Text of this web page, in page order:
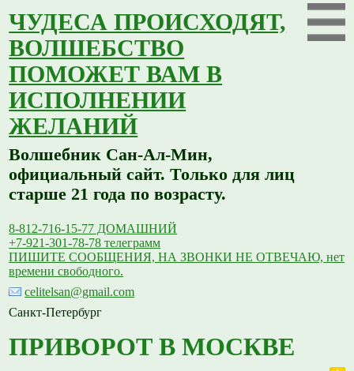
ЧУДЕСА ПРОИСХОДЯТ,
ВОЛШЕБСТВО
ПОМОЖЕТ ВАМ В
ИСПОЛНЕНИИ
ЖЕЛАНИЙ
Волшебник Сан-Ал-Мин,
официальный сайт. Только для лиц
старше 21 года по возрасту.
8-812-716-15-77 ДОМАШНИЙ
+7-921-301-78-78 телеграмм
ПИШИТЕ СООБЩЕНИЯ, НА ЗВОНКИ НЕ ОТВЕЧАЮ, нет
времени свободного.
celitelsan@gmail.com
Санкт-Петербург
ПРИВОРОТ В МОСКВЕ